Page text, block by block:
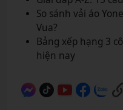
So sánh vải áo
Vua?
Bảng xếp hạng 3
hiện nay